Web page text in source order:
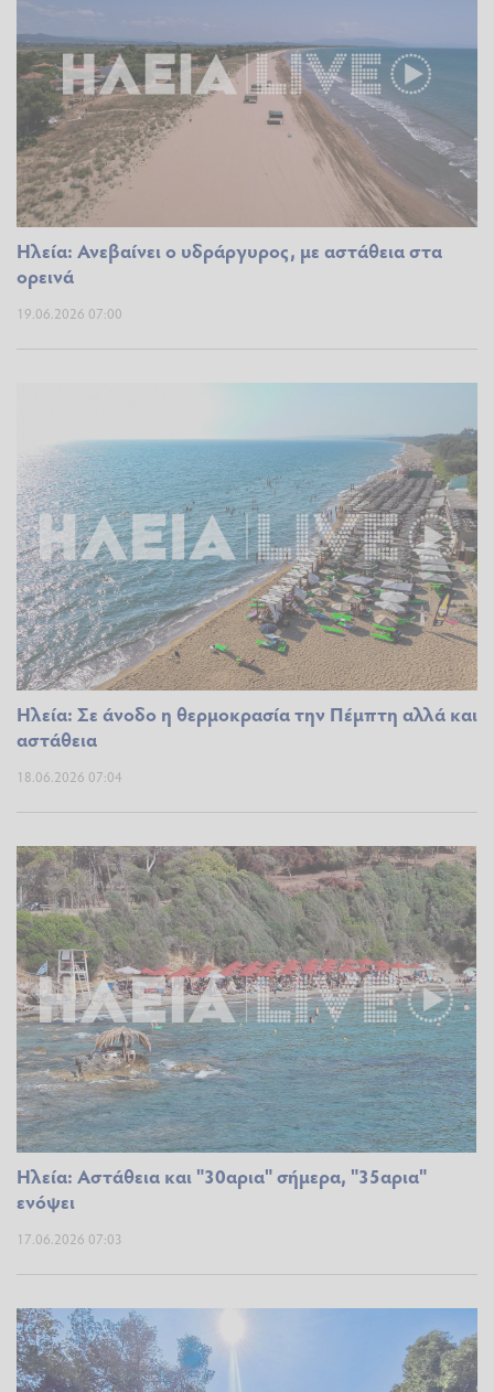
Ηλεία: Ανεβαίνει ο υδράργυρος, με αστάθεια στα
ορεινά
19.06.2026 07:00
Ηλεία: Σε άνοδο η θερμοκρασία την Πέμπτη αλλά και
αστάθεια
18.06.2026 07:04
Ηλεία: Αστάθεια και "30αρια" σήμερα, "35αρια"
ενόψει
17.06.2026 07:03